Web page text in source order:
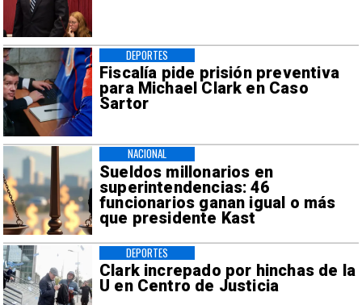
Fiscalía pide prisión preventiva
para Michael Clark en Caso
Sartor
DEPORTES
Sueldos millonarios en
superintendencias: 46
funcionarios ganan igual o más
que presidente Kast
NACIONAL
Clark increpado por hinchas de la
U en Centro de Justicia
DEPORTES